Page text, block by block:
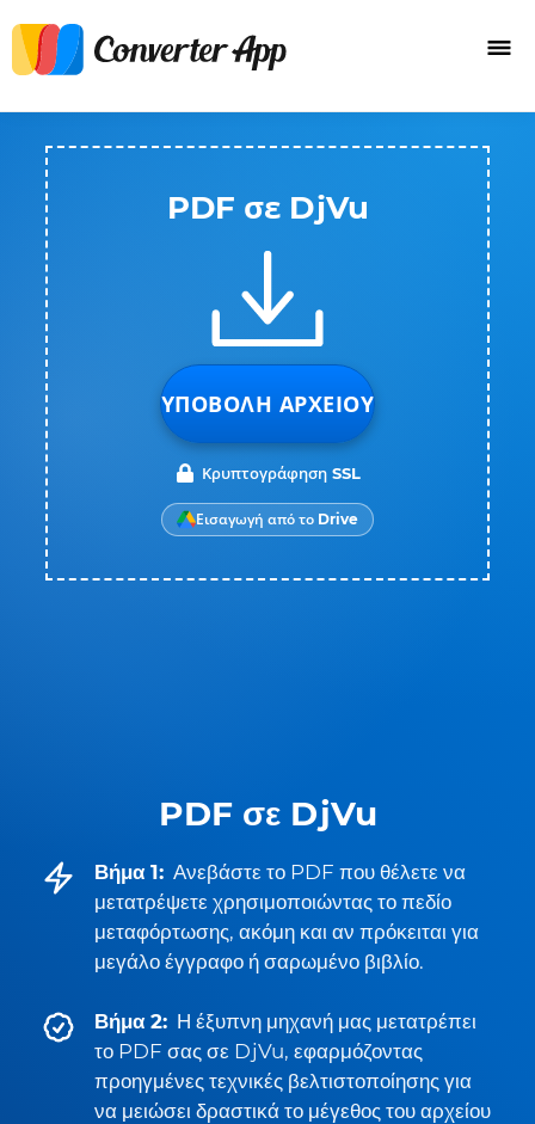
PDF σε DjVu
Βήμα 1: Ανεβάστε το PDF που θέλετε να
μετατρέψετε χρησιμοποιώντας το πεδίο
μεταφόρτωσης, ακόμη και αν πρόκειται για
μεγάλο έγγραφο ή σαρωμένο βιβλίο.
Βήμα 2: Η έξυπνη μηχανή μας μετατρέπει
το PDF σας σε DjVu, εφαρμόζοντας
προηγμένες τεχνικές βελτιστοποίησης για
να μειώσει δραστικά το μέγεθος του αρχείου
PDF σε DjVu
ΥΠΟΒΟΛΉ ΑΡΧΕΊΟΥ
Κρυπτογράφηση SSL
Εισαγωγή από το Drive